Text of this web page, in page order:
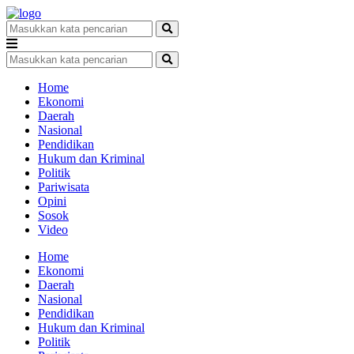
Home
Ekonomi
Daerah
Nasional
Pendidikan
Hukum dan Kriminal
Politik
Pariwisata
Opini
Sosok
Video
Home
Ekonomi
Daerah
Nasional
Pendidikan
Hukum dan Kriminal
Politik